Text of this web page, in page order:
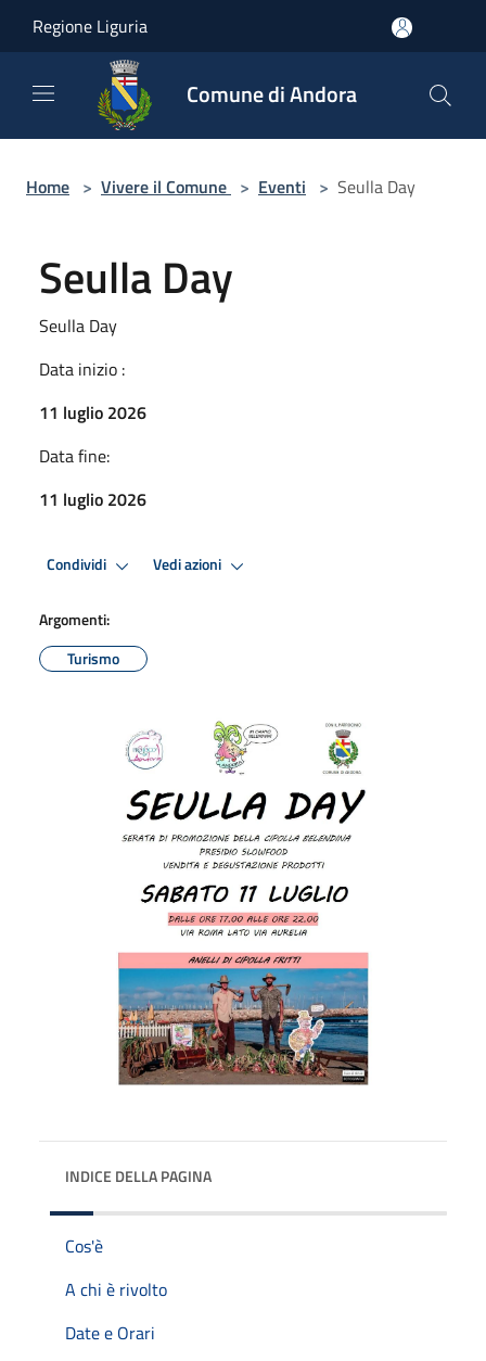
Regione Liguria
Comune di Andora
Home > Vivere il Comune > Eventi > Seulla Day
Seulla Day
Seulla Day
Data inizio :
11 luglio 2026
Data fine:
11 luglio 2026
Condividi Vedi azioni
Argomenti:
Turismo
INDICE DELLA PAGINA
Cos'è
A chi è rivolto
Date e Orari